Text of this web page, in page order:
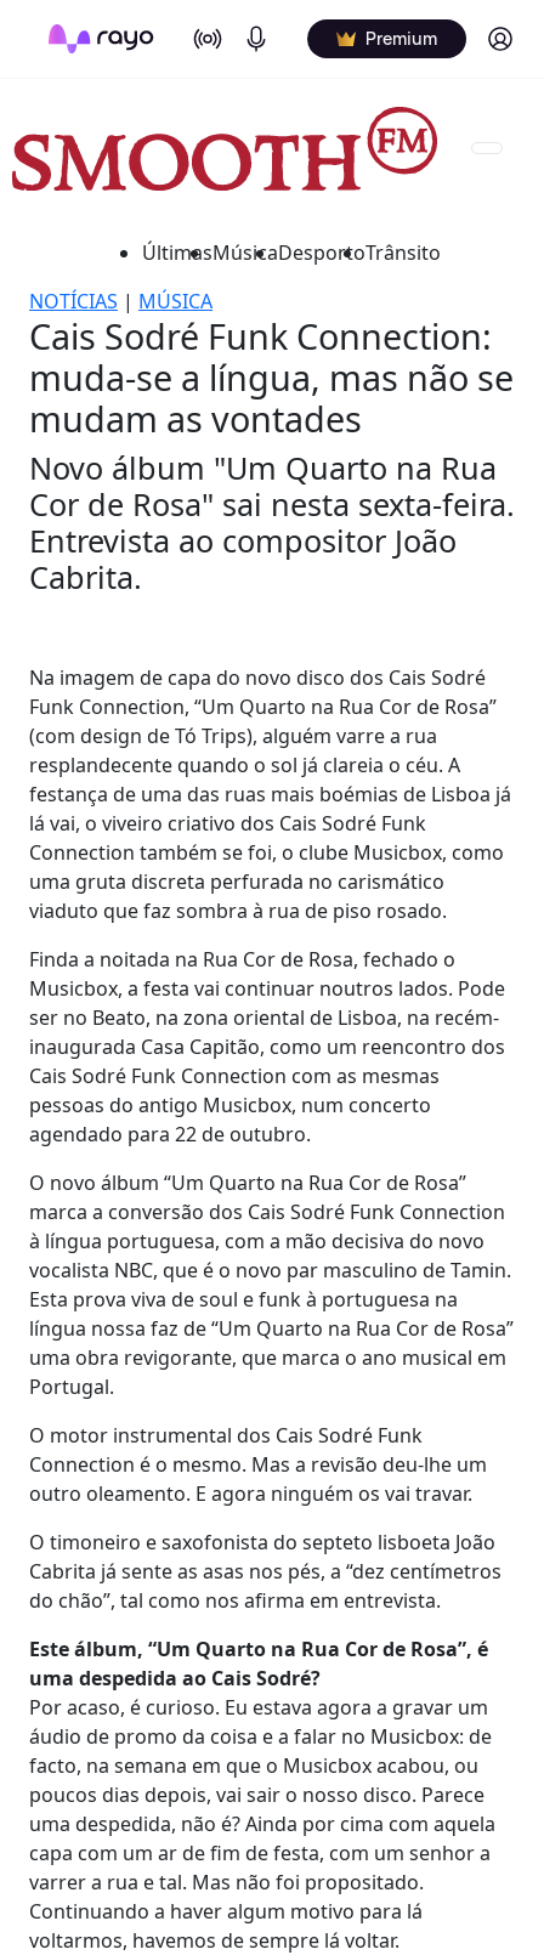
On Air Podcasts Premium Log in
ÚltimasMúsicaDesportoTrânsito
NOTÍCIAS | MÚSICA
Cais Sodré Funk Connection:
muda-se a língua, mas não se
mudam as vontades
Novo álbum "Um Quarto na Rua
Cor de Rosa" sai nesta sexta-feira.
Entrevista ao compositor João
Cabrita.
Na imagem de capa do novo disco dos Cais Sodré
Funk Connection, “Um Quarto na Rua Cor de Rosa”
(com design de Tó Trips), alguém varre a rua
resplandecente quando o sol já clareia o céu. A
festança de uma das ruas mais boémias de Lisboa já
lá vai, o viveiro criativo dos Cais Sodré Funk
Connection também se foi, o clube Musicbox, como
uma gruta discreta perfurada no carismático
viaduto que faz sombra à rua de piso rosado.
Finda a noitada na Rua Cor de Rosa, fechado o
Musicbox, a festa vai continuar noutros lados. Pode
ser no Beato, na zona oriental de Lisboa, na recém-
inaugurada Casa Capitão, como um reencontro dos
Cais Sodré Funk Connection com as mesmas
pessoas do antigo Musicbox, num concerto
agendado para 22 de outubro.
O novo álbum “Um Quarto na Rua Cor de Rosa”
marca a conversão dos Cais Sodré Funk Connection
à língua portuguesa, com a mão decisiva do novo
vocalista NBC, que é o novo par masculino de Tamin.
Esta prova viva de soul e funk à portuguesa na
língua nossa faz de “Um Quarto na Rua Cor de Rosa”
uma obra revigorante, que marca o ano musical em
Portugal.
O motor instrumental dos Cais Sodré Funk
Connection é o mesmo. Mas a revisão deu-lhe um
outro oleamento. E agora ninguém os vai travar.
O timoneiro e saxofonista do septeto lisboeta João
Cabrita já sente as asas nos pés, a “dez centímetros
do chão”, tal como nos afirma em entrevista.
Este álbum, “Um Quarto na Rua Cor de Rosa”, é
uma despedida ao Cais Sodré?
Por acaso, é curioso. Eu estava agora a gravar um
áudio de promo da coisa e a falar no Musicbox: de
facto, na semana em que o Musicbox acabou, ou
poucos dias depois, vai sair o nosso disco. Parece
uma despedida, não é? Ainda por cima com aquela
capa com um ar de fim de festa, com um senhor a
varrer a rua e tal. Mas não foi propositado.
Continuando a haver algum motivo para lá
voltarmos, havemos de sempre lá voltar.